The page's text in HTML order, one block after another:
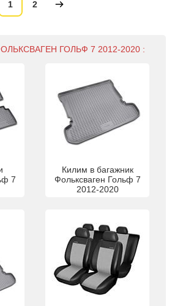
1 2
ГОЛЬФ 7 2012-2020 :
7
Килим в багажник
Фольксваген Гольф 7
2012-2020